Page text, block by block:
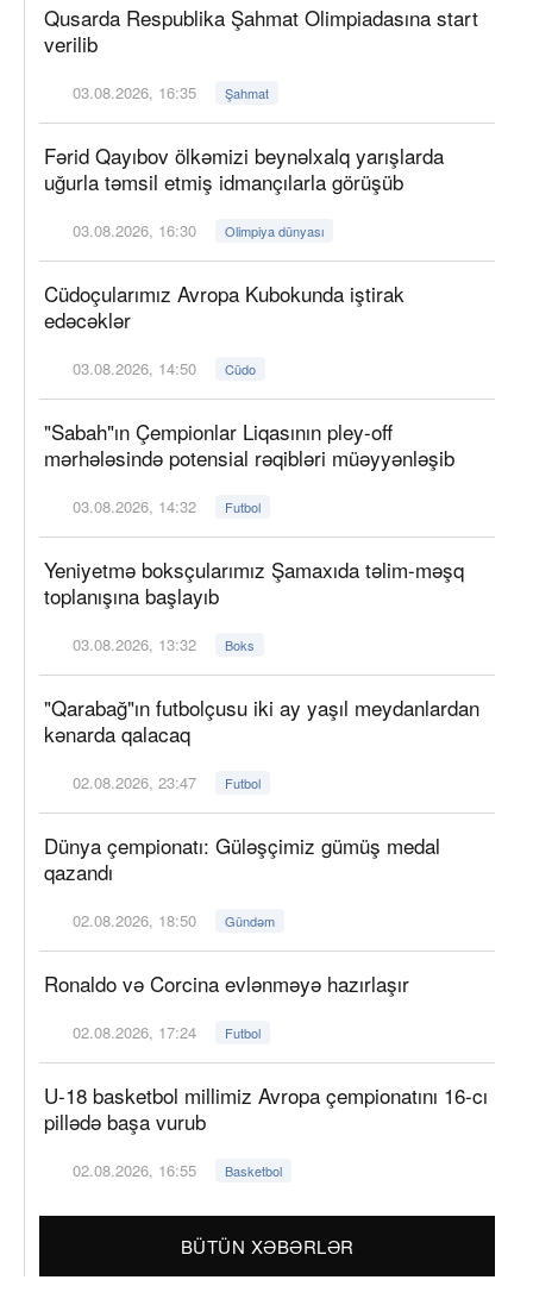
Qusarda Respublika Şahmat Olimpiadasına start
verilib
03.08.2026, 16:35 Şahmat
Fərid Qayıbov ölkəmizi beynəlxalq yarışlarda
uğurla təmsil etmiş idmançılarla görüşüb
03.08.2026, 16:30 Olimpiya dünyası
Cüdoçularımız Avropa Kubokunda iştirak
edəcəklər
03.08.2026, 14:50 Cüdo
"Sabah"ın Çempionlar Liqasının pley-off
mərhələsində potensial rəqibləri müəyyənləşib
03.08.2026, 14:32 Futbol
Yeniyetmə boksçularımız Şamaxıda təlim-məşq
toplanışına başlayıb
03.08.2026, 13:32 Boks
"Qarabağ"ın futbolçusu iki ay yaşıl meydanlardan
kənarda qalacaq
02.08.2026, 23:47 Futbol
Dünya çempionatı: Güləşçimiz gümüş medal
qazandı
02.08.2026, 18:50 Gündəm
Ronaldo və Corcina evlənməyə hazırlaşır
02.08.2026, 17:24 Futbol
U-18 basketbol millimiz Avropa çempionatını 16-cı
pillədə başa vurub
02.08.2026, 16:55 Basketbol
BÜTÜN XƏBƏRLƏR